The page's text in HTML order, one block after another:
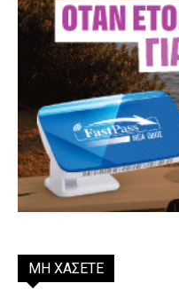
ΜΗ ΧΑΣΕΤΕ